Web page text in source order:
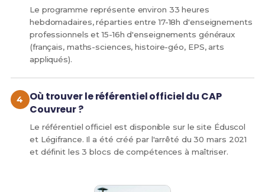
Le programme représente environ 33 heures
hebdomadaires, réparties entre 17-18h d'enseignements
professionnels et 15-16h d'enseignements généraux
(français, maths-sciences, histoire-géo, EPS, arts
appliqués).
Où trouver le référentiel officiel du CAP
Couvreur ?
Le référentiel officiel est disponible sur le site Éduscol
et Légifrance. Il a été créé par l'arrêté du 30 mars 2021
et définit les 3 blocs de compétences à maîtriser.